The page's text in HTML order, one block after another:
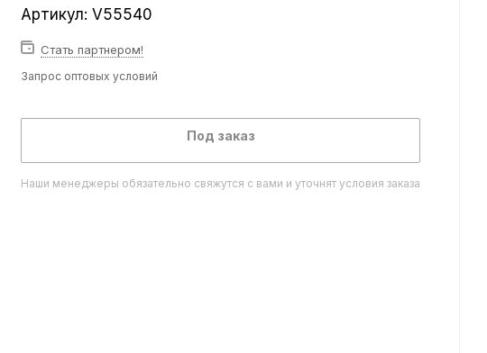
Артикул: V55540
Стать партнером!
Запрос оптовых условий
Под заказ
Наши менеджеры обязательно свяжутся с вами и уточнят условия заказа